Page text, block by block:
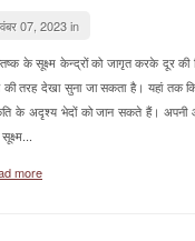
07, 2023 in
के सूक्ष्म केन्द्रों को जागृत करके दूर की
की तरह देखा सुना जा सकता है। यहां तक
के अदृश्य भेदों को जान सकते हैं। अपनी
more